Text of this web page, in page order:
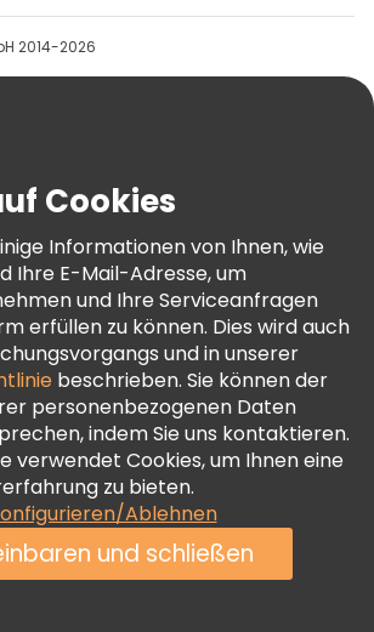
2014-2026
Cookies
Informationen von Ihnen, wie
Ihre E-Mail-Adresse, um
und Ihre Serviceanfragen
erfüllen zu können. Dies wird auch
und in unserer
beschrieben. Sie können der
personenbezogenen Daten
indem Sie uns kontaktieren.
verwendet Cookies, um Ihnen eine
zu bieten.
Ablehnen
und schließen